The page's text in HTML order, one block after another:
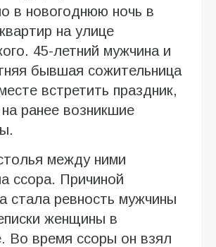
в новогоднюю ночь в
на улице
45-летний мужчина и
бывшая сожительница
встретить праздник,
ранее возникшие
между ними
ссора. Причиной
стала ревность мужчины
женщины в
Во время ссоры он взял